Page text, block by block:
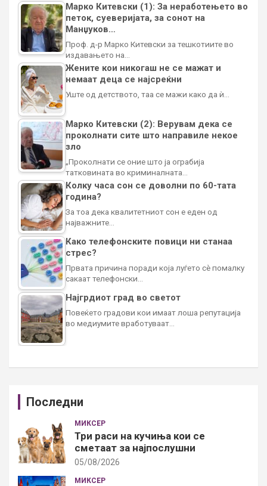
Марко Китевски (1): За неработењето во
петок, суеверијата, за сонот на
Манџуков…
Проф. д-р Марко Китевски за тешкотиите во
издавањето на…
Жените кои никогаш не се мажат и
немаат деца се најсреќни
Уште од детството, таа се мажи како да ѝ…
Марко Китевски (2): Верувам дека се
проколнати сите што направиле некое
зло
„Проколнати се оние што ја ограбија
татковината во криминалната…
Колку часа сон се доволни по 60-тата
година?
За тоа дека квалитетниот сон е еден од
најважните…
Како телефонските повици ни станаа
стрес?
Првата причина поради која луѓето сè помалку
сакаат телефонски…
Најгрдиот град во светот
Повеќето градови кои имаат лоша репутација
во медиумите вработуваат…
Последни
МИКСЕР
Три раси на кучиња кои се
сметаат за најпослушни
05/08/2026
МИКСЕР